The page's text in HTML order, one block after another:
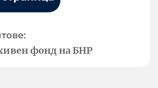
фонд на БНР